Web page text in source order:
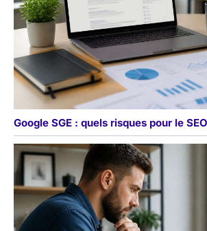
Google SGE : quels risques pour le